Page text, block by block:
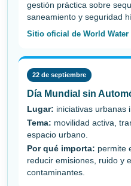
gestión práctica sobre
saneamiento y seguridad
Sitio oficial de World Water
22 de septiembre
Día Mundial sin
Lugar: iniciativas urbanas
Tema: movilidad activa,
espacio urbano.
Por qué importa: permite
reducir emisiones, ruido y
contaminantes.